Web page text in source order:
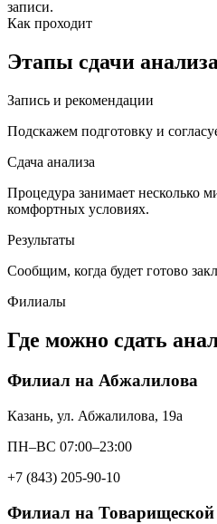
записи.
Как проходит
Этапы сдачи
Запись и рекомендации
Подскажем подготовку и
Сдача анализа
Процедура занимает несколько
комфортных условиях.
Результаты
Сообщим, когда будет готово
Филиалы
Где можно сдать
Филиал на Абжалилова
Казань, ул. Абжалилова, 19а
ПН–ВС 07:00–23:00
+7 (843) 205-90-10
Филиал на Товарищеской